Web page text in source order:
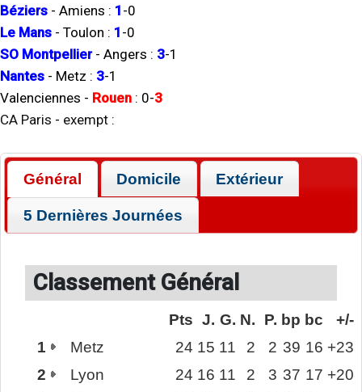
Béziers - Amiens : 1 -0
Le Mans - Toulon : 1 -0
SO Montpellier- Angers : 3-1
Nantes - Metz : 3-1
Valenciennes - Rouen : 0-3
CA Paris - exempt :
Général Domicile Extérieur
5 Dernières Journées
Classement Général
Pts J. G. N. P. bp bc
+/-
1
Metz 24 15 11 2 2 39 16 +23
2
Lyon 24 16 11 2 3 37 17 +20